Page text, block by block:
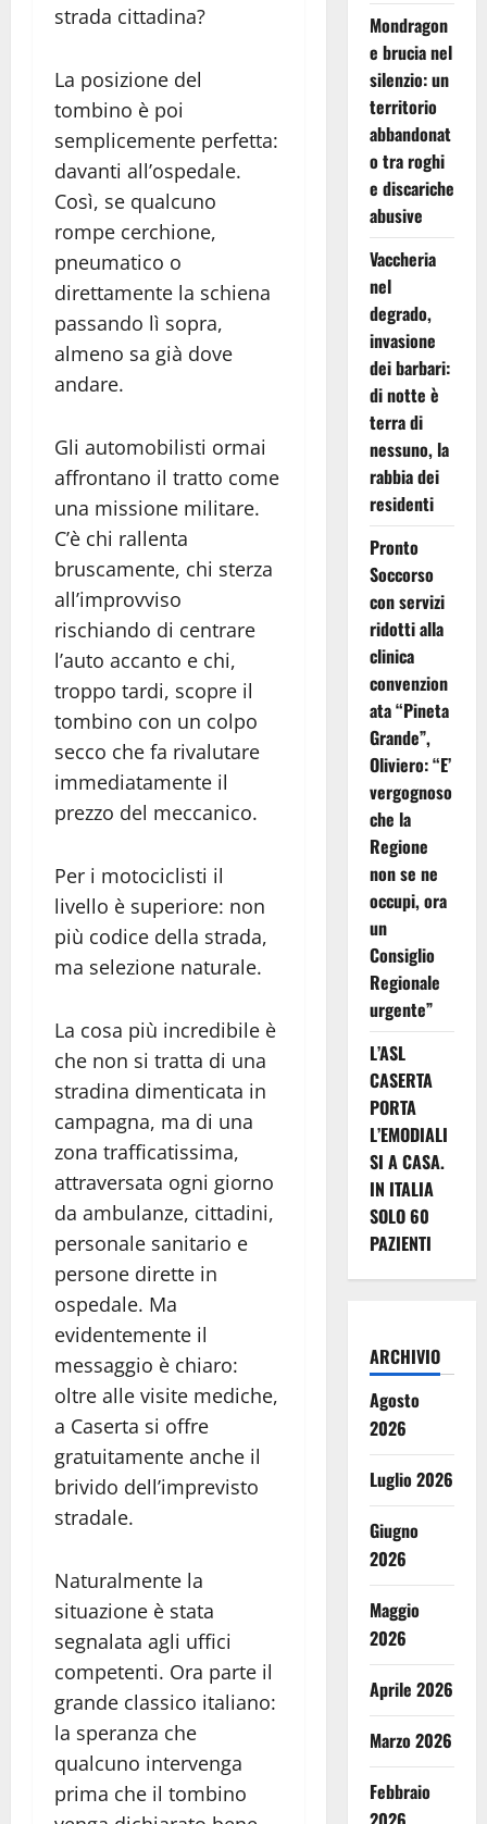
strada cittadina?
La posizione del
tombino è poi
semplicemente perfetta:
davanti all’ospedale.
Così, se qualcuno
rompe cerchione,
pneumatico o
direttamente la schiena
passando lì sopra,
almeno sa già dove
andare.
Gli automobilisti ormai
affrontano il tratto come
una missione militare.
C’è chi rallenta
bruscamente, chi sterza
all’improvviso
rischiando di centrare
l’auto accanto e chi,
troppo tardi, scopre il
tombino con un colpo
secco che fa rivalutare
immediatamente il
prezzo del meccanico.
Per i motociclisti il
livello è superiore: non
più codice della strada,
ma selezione naturale.
La cosa più incredibile è
che non si tratta di una
stradina dimenticata in
campagna, ma di una
zona trafficatissima,
attraversata ogni giorno
da ambulanze, cittadini,
personale sanitario e
persone dirette in
ospedale. Ma
evidentemente il
messaggio è chiaro:
oltre alle visite mediche,
a Caserta si offre
gratuitamente anche il
brivido dell’imprevisto
stradale.
Naturalmente la
situazione è stata
segnalata agli uffici
competenti. Ora parte il
grande classico italiano:
la speranza che
qualcuno intervenga
prima che il tombino
Mondragon
e brucia nel
silenzio: un
territorio
abbandonat
o tra roghi
e discariche
abusive
Vaccheria
nel
degrado,
invasione
dei barbari:
di notte è
terra di
nessuno, la
rabbia dei
residenti
Pronto
Soccorso
con servizi
ridotti alla
clinica
convenzion
ata “Pineta
Grande”,
Oliviero: “E’
vergognoso
che la
Regione
non se ne
occupi, ora
un
Consiglio
Regionale
urgente”
L’ASL
CASERTA
PORTA
L’EMODIALI
SI A CASA.
IN ITALIA
SOLO 60
PAZIENTI
ARCHIVIO
Agosto
2026
Luglio 2026
Giugno
2026
Maggio
2026
Aprile 2026
Marzo 2026
Febbraio